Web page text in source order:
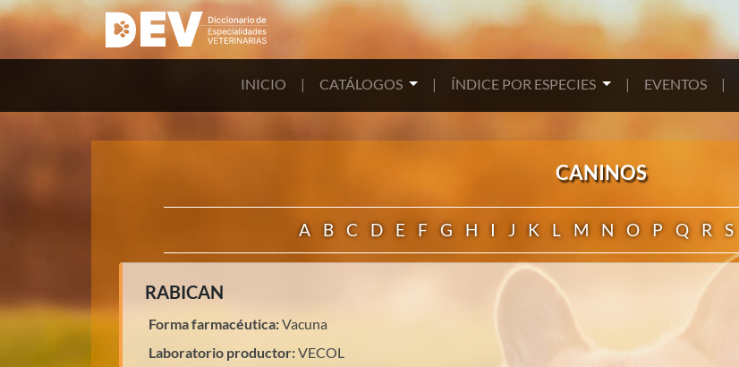
INICIO | CATÁLOGOS | ÍNDICE POR ESPECIES | EVENTOS |
CANINOS
A B C D E F G H I J K L M N O P Q R S
RABICAN
Forma farmacéutica:Vacuna
Laboratorio productor:VECOL